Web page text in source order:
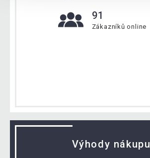
91
Zákazníků online
Výhody nákupu